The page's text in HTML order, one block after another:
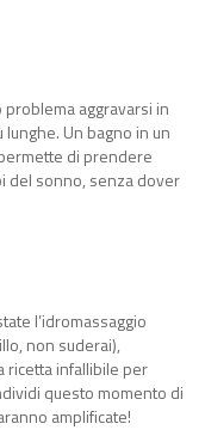
aggravarsi in
lunghe. Un bagno in un
di prendere
del sonno, senza dover
l’idromassaggio
non suderai),
ricetta infallibile per
questo momento di
amplificate!